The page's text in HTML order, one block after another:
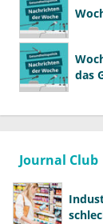
das
Journal Club